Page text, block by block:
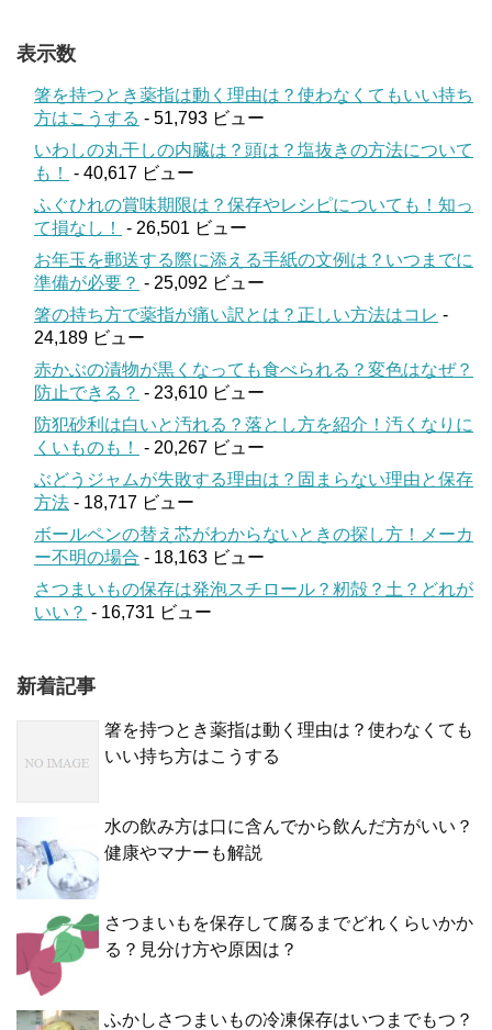
表示数
箸を持つとき薬指は動く理由は？使わなくてもいい持ち
方はこうする - 51,793 ビュー
いわしの丸干しの内臓は？頭は？塩抜きの方法について
も！
- 40,617 ビュー
ふぐひれの賞味期限は？保存やレシピについても！知っ
て損なし！
- 26,501 ビュー
お年玉を郵送する際に添える手紙の文例は？いつまでに
準備が必要？ - 25,092 ビュー
箸の持ち方で薬指が痛い訳とは？正しい方法はコレ -
24,189 ビュー
赤かぶの漬物が黒くなっても食べられる？変色はなぜ？
防止できる？ - 23,610 ビュー
防犯砂利は白いと汚れる？落とし方を紹介！汚くなりに
くいものも！
- 20,267 ビュー
ぶどうジャムが失敗する理由は？固まらない理由と保存
方法 - 18,717 ビュー
ボールペンの替え芯がわからないときの探し方！メーカ
ー不明の場合 - 18,163 ビュー
さつまいもの保存は発泡スチロール？籾殻？土？どれが
いい？ - 16,731 ビュー
新着記事
箸を持つとき薬指は動く理由は？使わなくても
いい持ち方はこうする
水の飲み方は口に含んでから飲んだ方がいい？
健康やマナーも解説
さつまいもを保存して腐るまでどれくらいかか
る？見分け方や原因は？
ふかしさつまいもの冷凍保存はいつまでもつ？